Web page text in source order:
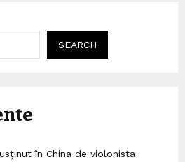
SEARCH
în China de violonista